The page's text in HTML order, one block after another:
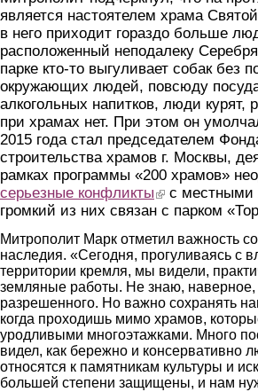
является настоятелем храма
в него приходит гораздо больше
расположенный неподалеку
парке кто-то выгуливает собак без
окружающих людей, повсюду
алкогольных напитков, люди курят,
при храмах нет. При этом он
2015 года стал председателем
строительства храмов г. Москвы,
рамках программы «200 храмов»
серьезные конфликты (link is external)
с местными
громкий из них связан с парком
Митрополит Марк отметил важность
наследия. «Сегодня, прогуливаясь с
территории кремля, мы видели,
земляные работы. Не знаю, наверное,
разрешенного. Но важно сохранять
когда проходишь мимо храмов,
уродливыми многоэтажками. Много
видел, как бережно и консервативно
относятся к памятникам культуры и
большей степени защищены, и нам